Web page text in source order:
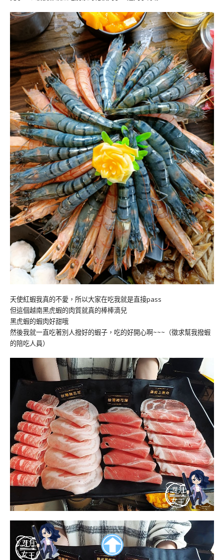
天使紅蝦我真的不愛，所以大家在吃我就是直接pass
但這個越南黑虎蝦的肉質就真的棒棒滴兒
黑虎蝦的蝦肉好甜哦
然後我就一直吃著別人撥好的蝦子，吃的好開心啊~~~（徵求幫我撥蝦
的陪吃人員）